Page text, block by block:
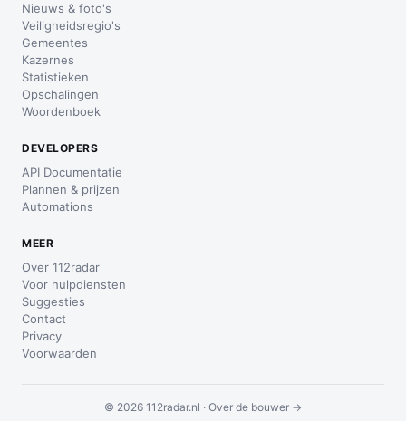
Nieuws & foto's
Veiligheidsregio's
Gemeentes
Kazernes
Statistieken
Opschalingen
Woordenboek
DEVELOPERS
API Documentatie
Plannen & prijzen
Automations
MEER
Over 112radar
Voor hulpdiensten
Suggesties
Contact
Privacy
Voorwaarden
© 2026 112radar.nl · Over de bouwer →